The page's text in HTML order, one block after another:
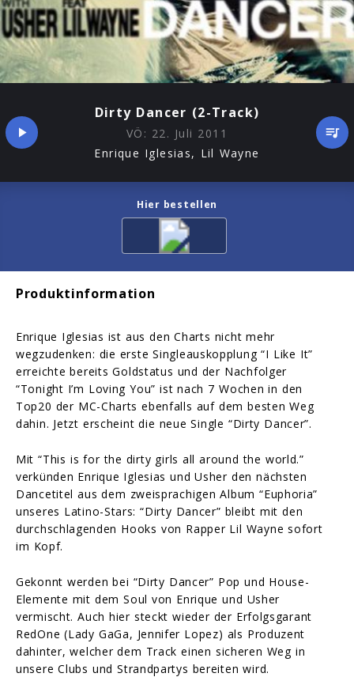
Dirty Dancer (2-Track)
VÖ: 22. Juli 2011
Enrique Iglesias, Lil Wayne
Hier bestellen
Produktinformation
Enrique Iglesias ist aus den Charts nicht mehr
wegzudenken: die erste Singleauskopplung “I Like It”
erreichte bereits Goldstatus und der Nachfolger
“Tonight I’m Loving You” ist nach 7 Wochen in den
Top20 der MC-Charts ebenfalls auf dem besten Weg
dahin. Jetzt erscheint die neue Single “Dirty Dancer”.
Mit “This is for the dirty girls all around the world.”
verkünden Enrique Iglesias und Usher den nächsten
Dancetitel aus dem zweisprachigen Album “Euphoria”
unseres Latino-Stars: “Dirty Dancer” bleibt mit den
durchschlagenden Hooks von Rapper Lil Wayne sofort
im Kopf.
Gekonnt werden bei “Dirty Dancer” Pop und House-
Elemente mit dem Soul von Enrique und Usher
vermischt. Auch hier steckt wieder der Erfolgsgarant
RedOne (Lady GaGa, Jennifer Lopez) als Produzent
dahinter, welcher dem Track einen sicheren Weg in
unsere Clubs und Strandpartys bereiten wird.